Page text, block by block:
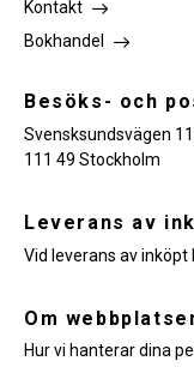
Kontakt
Bokhandel
Besöks- och
Svensksundsvägen
111 49 Stockholm
Leverans av
Vid leverans av
Om
Hur vi hanterar dina